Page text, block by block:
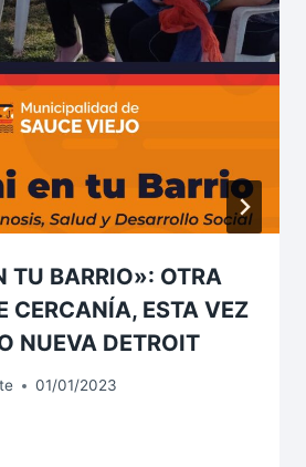
TU BARRIO»: OTRA
CERCANÍA, ESTA VEZ
NUEVA DETROIT
01/01/2023